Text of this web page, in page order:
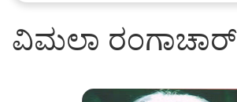
ವಿಮಲಾ ರಂಗಾಚಾರ್